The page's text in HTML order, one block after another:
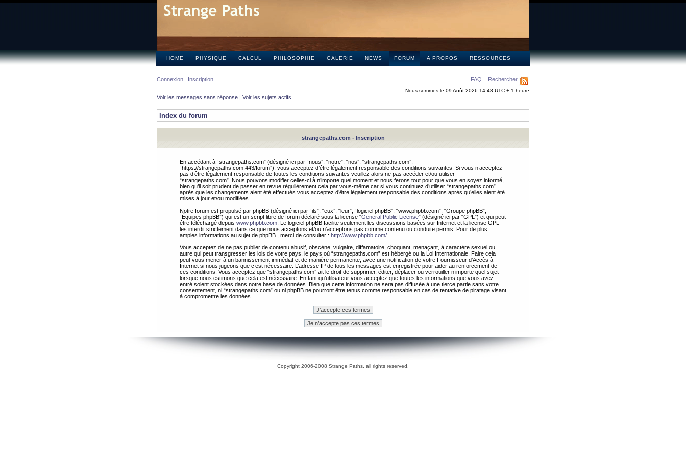
HOME PHYSIQUE CALCUL PHILOSOPHIE GALERIE NEWS FORUM A PROPOS RESSOURCES
FAQ Rechercher
Connexion Inscription
Nous sommes le 09 Août 2026 14:48 UTC + 1 heure
Voir les messages sans réponse | Voir les sujets actifs
Index du forum
strangepaths.com - Inscription
En accédant à “strangepaths.com” (désigné ici par “nous”, “notre”, “nos”, “strangepaths.com”,
“https://strangepaths.com:443/forum”), vous acceptez d’être légalement responsable des conditions suivantes. Si vous n’acceptez
pas d’être légalement responsable de toutes les conditions suivantes veuillez alors ne pas accéder et/ou utiliser
“strangepaths.com”. Nous pouvons modifier celles-ci à n’importe quel moment et nous ferons tout pour que vous en soyez informé,
bien qu’il soit prudent de passer en revue régulièrement cela par vous-même car si vous continuez d’utiliser “strangepaths.com”
après que les changements aient été effectués vous acceptez d’être légalement responsable des conditions après qu’elles aient été
mises à jour et/ou modifiées.
Notre forum est propulsé par phpBB (désigné ici par “ils”, “eux”, “leur”, “logiciel phpBB”, “www.phpbb.com”, “Groupe phpBB”,
“Équipes phpBB”) qui est un script libre de forum déclaré sous la license “General Public License” (désigné ici par “GPL”) et qui peut
être téléchargé depuis www.phpbb.com . Le logiciel phpBB facilite seulement les discussions basées sur Internet et la license GPL
les interdit strictement dans ce que nous acceptons et/ou n’acceptons pas comme contenu ou conduite permis. Pour de plus
amples informations au sujet de phpBB , merci de consulter : http://www.phpbb.com/
Vous acceptez de ne pas publier de contenu abusif, obscène, vulgaire, diffamatoire, choquant, menaçant, à caractère sexuel ou
autre qui peut transgresser les lois de votre pays, le pays où “strangepaths.com” est hébergé ou la Loi Internationale. Faire cela
peut vous mener à un bannissement immédiat et de manière permanente, avec une notification de votre Fournisseur d’Accès à
Internet si nous jugeons que c’est nécessaire. L’adresse IP de tous les messages est enregistrée pour aider au renforcement de
ces conditions. Vous acceptez que “strangepaths.com” ait le droit de supprimer, éditer, déplacer ou verrouiller n’importe quel sujet
lorsque nous estimons que cela est nécessaire. En tant qu’utilisateur vous acceptez que toutes les informations que vous avez
entré soient stockées dans notre base de données. Bien que cette information ne sera pas diffusée à une tierce partie sans votre
consentement, ni “strangepaths.com” ou ni phpBB ne pourront être tenus comme responsable en cas de tentative de piratage visant
à compromettre les données.
Copyright 2006-2008 Strange Paths, all rights reserved.